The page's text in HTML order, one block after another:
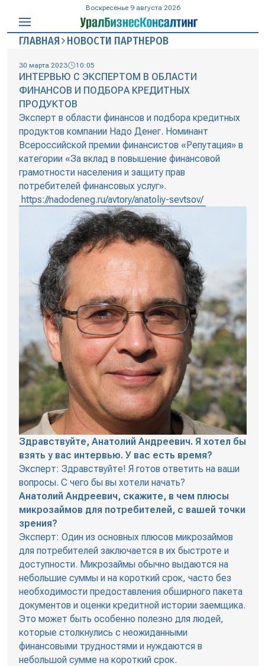
Воскресенье 9 августа 2026
ГЛАВНАЯ НОВОСТИ ПАРТНЕРОВ
30 марта 2023 10:05
ИНТЕРВЬЮ С ЭКСПЕРТОМ В ОБЛАСТИ
ФИНАНСОВ И ПОДБОРА КРЕДИТНЫХ
ПРОДУКТОВ
Эксперт в области финансов и подбора кредитных
продуктов компании Надо Денег. Номинант
Всероссийской премии финансистов «Репутация» в
категории «За вклад в повышение финансовой
грамотности населения и защиту прав
потребителей финансовых услуг».
https://nadodeneg.ru/avtory/anatoliy-sevtsov/
Здравствуйте, Анатолий Андреевич. Я хотел бы
взять у вас интервью. У вас есть время?
Эксперт: Здравствуйте! Я готов ответить на ваши
вопросы. С чего бы вы хотели начать?
Анатолий Андреевич, скажите, в чем плюсы
микрозаймов для потребителей, с вашей точки
зрения?
Эксперт: Один из основных плюсов микрозаймов
для потребителей заключается в их быстроте и
доступности. Микрозаймы обычно выдаются на
небольшие суммы и на короткий срок, часто без
необходимости предоставления обширного пакета
документов и оценки кредитной истории заемщика.
Это может быть особенно полезно для людей,
которые столкнулись с неожиданными
финансовыми трудностями и нуждаются в
небольшой сумме на короткий срок.